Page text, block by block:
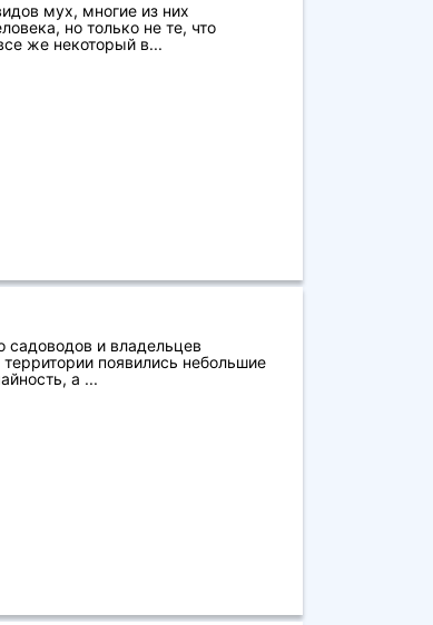
мух, многие из них
но только не те, что
же некоторый в...
садоводов и владельцев
появились небольшие
а ...